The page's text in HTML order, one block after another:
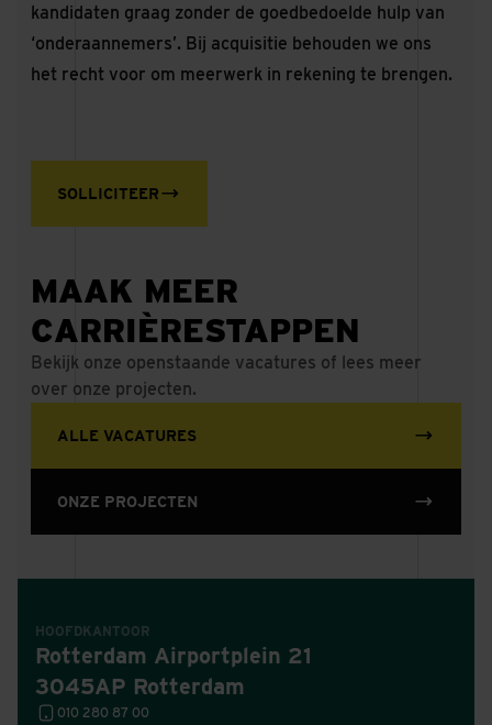
kandidaten graag zonder de goedbedoelde hulp van
‘onderaannemers’. Bij acquisitie behouden we ons
het recht voor om meerwerk in rekening te brengen.
SOLLICITEER
MAAK MEER
CARRIÈRESTAPPEN
Bekijk onze openstaande vacatures of lees meer
over onze projecten.
ALLE VACATURES
ONZE PROJECTEN
HOOFDKANTOOR
Rotterdam Airportplein 21
3045AP Rotterdam
010 280 87 00